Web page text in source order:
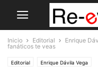
Inicio Editorial Enrique
fanáticos te veas
Editorial Enrique Dávila Vega